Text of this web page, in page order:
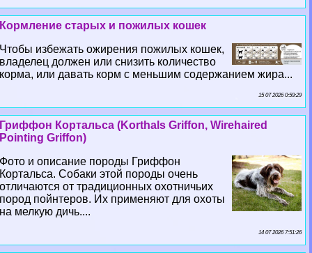
Кормление старых и пожилых кошек
Чтобы избежать ожирения пожилых кошек,
владелец должен или снизить количество
корма, или давать корм с меньшим содержанием жира...
15 07 2026 0:59:29
Гриффон Кортальса (Korthals Griffon, Wirehaired
Pointing Griffon)
Фото и описание породы Гриффон
Кортальса. Собаки этой породы очень
отличаются от традиционных охотничьих
пород пойнтеров. Их применяют для охоты
на мелкую дичь....
14 07 2026 7:51:26